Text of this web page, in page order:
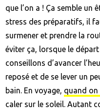
que l’on a ! Ça semble un
stress des préparatifs, il
surmener et prendre la
éviter ça, lorsque le
conseillons d’avancer
reposé et de se lever un
bain. En voyage, quand on
caler sur le soleil. Autant